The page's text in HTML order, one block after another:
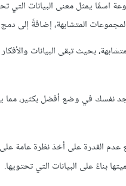
اسمًا يمثل معنى البيانات التي
المتشابهة، إضافةً إلى
بحيث تبقى البيانات
في وضع أفضل بكثير، مما
القدرة على أخذ نظرة عامة على
بناءً على البيانات التي تحتويها.